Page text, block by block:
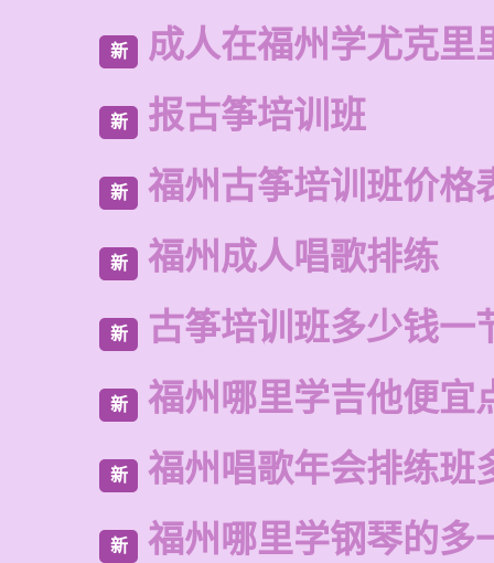
新 成人在福州学尤克里
新 报古筝培训班
新 福州古筝培训班价格
新 福州成人唱歌排练
新 古筝培训班多少钱一
新 福州哪里学吉他便宜
新 福州唱歌年会排练班
新 福州哪里学钢琴的多